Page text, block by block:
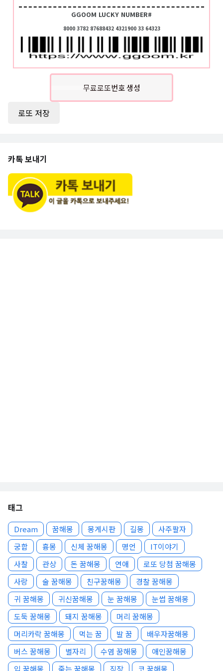
GGOOM LUCKY NUMBER#
8000 3782 87688432 4321900 33 64323
무료로또번호 생성
로또 저장
카톡 보내기
태그
Dream 꿈해몽 몽게시판 길몽
사주팔자
궁합
흉몽 신체 꿈해몽 명언
IT이야기
사찰
관상 돈 꿈해몽 연애
로또 당첨 꿈해몽
사랑
술 꿈해몽 친구꿈해몽
경찰 꿈해몽
귀 꿈해몽
귀신꿈해몽 눈 꿈해몽
눈썹 꿈해몽
도둑 꿈해몽
돼지 꿈해몽
머리 꿈해몽
머리카락 꿈해몽
먹는 꿈 발 꿈
배우자꿈해몽
버스 꿈해몽
별자리 수염 꿈해몽
애인꿈해몽
입 꿈해몽
죽는 꿈해몽 직장 코 꿈해몽